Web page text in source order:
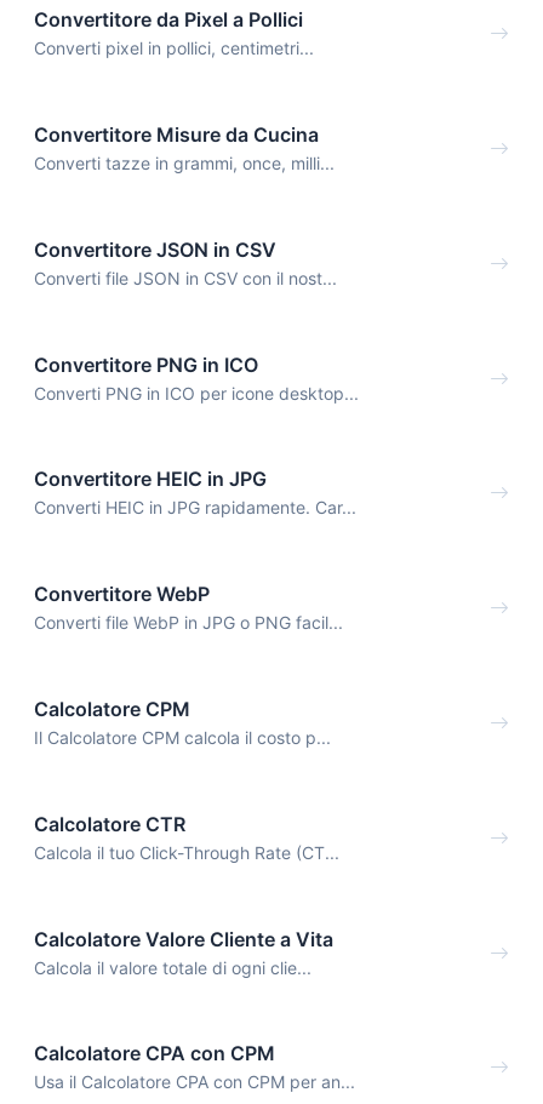
Convertitore da Pixel a Pollici
Converti pixel in pollici, centimetri...
Convertitore Misure da Cucina
Converti tazze in grammi, once, milli...
Convertitore JSON in CSV
Converti file JSON in CSV con il nost...
Convertitore PNG in ICO
Converti PNG in ICO per icone desktop...
Convertitore HEIC in JPG
Converti HEIC in JPG rapidamente. Car...
Convertitore WebP
Converti file WebP in JPG o PNG facil...
Calcolatore CPM
Il Calcolatore CPM calcola il costo p...
Calcolatore CTR
Calcola il tuo Click-Through Rate (CT...
Calcolatore Valore Cliente a Vita
Calcola il valore totale di ogni clie...
Calcolatore CPA con CPM
Usa il Calcolatore CPA con CPM per an...